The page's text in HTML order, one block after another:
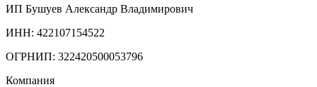
ИП Бушуев Александр Владимирович
ИНН: 422107154522
ОГРНИП: 322420500053796
Компания